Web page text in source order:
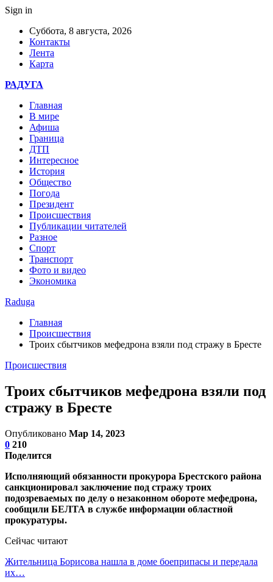
Sign in
Суббота, 8 августа, 2026
Контакты
Лента
Карта
РАДУГА
Главная
В мире
Афиша
Граница
ДТП
Интересное
История
Общество
Погода
Президент
Происшествия
Публикации читателей
Разное
Спорт
Транспорт
Фото и видео
Экономика
Raduga
Главная
Происшествия
Троих сбытчиков мефедрона взяли под стражу в Бресте
Происшествия
Троих сбытчиков мефедрона взяли под
стражу в Бресте
Опубликовано Мар 14, 2023
0 210
Поделится
Исполняющий обязанности прокурора Брестского района
санкционировал заключение под стражу троих
подозреваемых по делу о незаконном обороте мефедрона,
сообщили БЕЛТА в службе информации областной
прокуратуры.
Сейчас читают
Жительница Борисова нашла в доме боеприпасы и передала
их…